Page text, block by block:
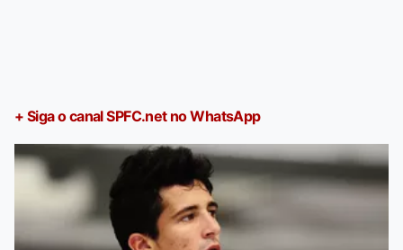
+ Siga o canal SPFC.net no WhatsApp